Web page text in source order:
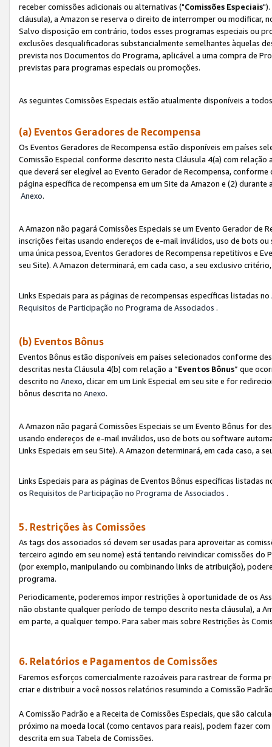
receber comissões adicionais ou alternativas ("Comissões Especiais
cláusula), a Amazon se reserva o direito de interromper ou
Salvo disposição em contrário, todos esses programas especiais ou
exclusões desqualificadoras substancialmente semelhantes àquelas
prevista nos Documentos do Programa, aplicável a uma compra de
previstas para programas especiais ou promoções.
As seguintes Comissões Especiais estão atualmente disponíveis a
(a) Eventos Geradores de Recompensa
Os Eventos Geradores de Recompensa estão disponíveis em países
Comissão Especial conforme descrito nesta Cláusula 4(a) com relação
que deverá ser elegível ao Evento Gerador de Recompensa,
página específica de recompensa em um Site da Amazon e (2)
Anexo.
A Amazon não pagará Comissões Especiais se um Evento Gerador
inscrições feitas usando endereços de e-mail inválidos, uso de bots
uma única pessoa, Eventos Geradores de Recompensa repetitivos e
seu Site). A Amazon determinará, em cada caso, a seu exclusivo
Links Especiais para as páginas de recompensas específicas listadas no
Requisitos de Participação no Programa de Associados .
(b) Eventos Bônus
Eventos Bônus estão disponíveis em países selecionados conforme
descritas nesta Cláusula 4(b) com relação a “Eventos Bônus” que
descrito no Anexo, clicar em um Link Especial em seu site e for
bônus descrita no Anexo.
A Amazon não pagará Comissões Especiais se um Evento Bônus for
usando endereços de e-mail inválidos, uso de bots ou software
Links Especiais em seu Site). A Amazon determinará, em cada caso, a
Links Especiais para as páginas de Eventos Bônus específicas listadas
os Requisitos de Participação no Programa de Associados .
5. Restrições às Comissões
As tags dos associados só devem ser usadas para aproveitar as
terceiro agindo em seu nome) está tentando reivindicar comissões
(por exemplo, manipulando ou combinando links de atribuição),
programa.
Periodicamente, poderemos impor restrições à oportunidade de os
não obstante qualquer período de tempo descrito nesta cláusula), a
em parte, a qualquer tempo. Para saber mais sobre Restrições às
6. Relatórios e Pagamentos de Comissões
Faremos esforços comercialmente razoáveis para rastrear de forma
criar e distribuir a você nossos relatórios resumindo a Comissão
A Comissão Padrão e a Receita de Comissões Especiais, que são
próximo na moeda local (como centavos para reais), podem fazer
descrita em sua Tabela de Comissões.